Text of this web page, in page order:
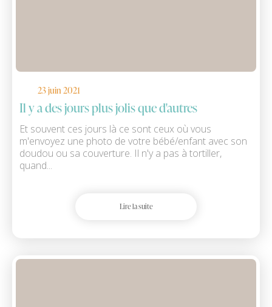
23 juin 2021
Il y a des jours plus jolis que d'autres
Et souvent ces jours là ce sont ceux où vous
m'envoyez une photo de votre bébé/enfant avec son
doudou ou sa couverture. Il n'y a pas à tortiller,
quand...
Lire la suite